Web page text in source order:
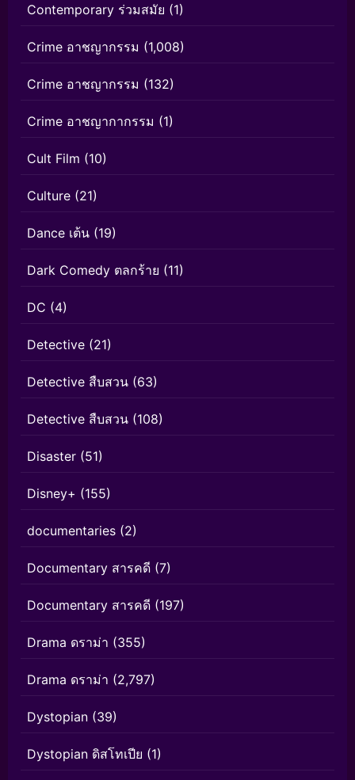
Contemporary ร่วมสมัย (1)
Crime อาชญากรรม (1,008)
Crime อาชญากรรม (132)
Crime อาชญากากรรม (1)
Cult Film (10)
Culture (21)
Dance เต้น (19)
Dark Comedy ตลกร้าย (11)
DC (4)
Detective (21)
Detective สืบสวน (63)
Detective สืบสวน (108)
Disaster (51)
Disney+ (155)
documentaries (2)
Documentary สารคดี (7)
Documentary สารคดี (197)
Drama ดราม่า (355)
Drama ดราม่า (2,797)
Dystopian (39)
Dystopian ดิสโทเปีย (1)